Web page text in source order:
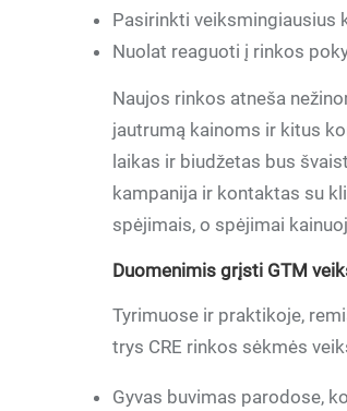
Pasirinkti veiksmingiausius
Nuolat reaguoti į rinkos
Naujos rinkos atneša
jautrumą kainoms ir kitus
laikas ir biudžetas bus
kampanija ir kontaktas su
spėjimais, o spėjimai
Duomenimis grįsti GTM
Tyrimuose ir praktikoje,
trys CRE rinkos sėkmės
Gyvas buvimas parodose,